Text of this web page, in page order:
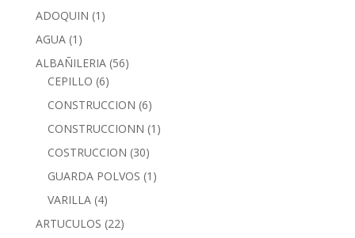
ADOQUIN (1)
AGUA (1)
ALBAÑILERIA (56)
CEPILLO (6)
CONSTRUCCION (6)
CONSTRUCCIONN (1)
COSTRUCCION (30)
GUARDA POLVOS (1)
VARILLA (4)
ARTUCULOS (22)